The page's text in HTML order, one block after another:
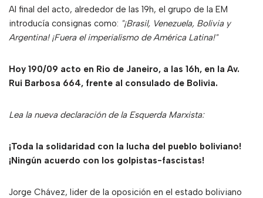
Al final del acto, alrededor de las 19h, el grupo de la EM
introducía consignas como: "¡Brasil, Venezuela, Bolivia y
Argentina! ¡Fuera el imperialismo de América Latina!"
Hoy 190/09 acto en Rio de Janeiro, a las 16h, en la Av.
Rui Barbosa 664, frente al consulado de Bolivia.
Lea la nueva declaración de la Esquerda Marxista:
¡Toda la solidaridad con la lucha del pueblo boliviano!
¡Ningún acuerdo con los golpistas-fascistas!
Jorge Chávez, lider de la oposición en el estado boliviano